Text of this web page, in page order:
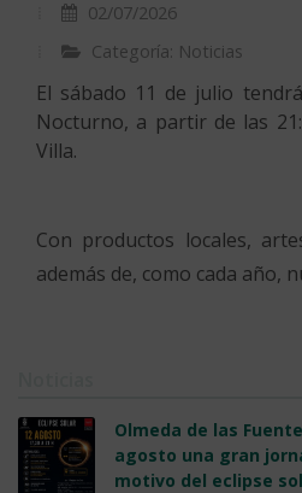
02/07/2026
Categoría: Noticias
El sábado 11 de julio
Nocturno, a partir de las
Villa.
Con productos locales,
además de, como cada año,
Olmeda de las
agosto una gran
motivo del eclipse